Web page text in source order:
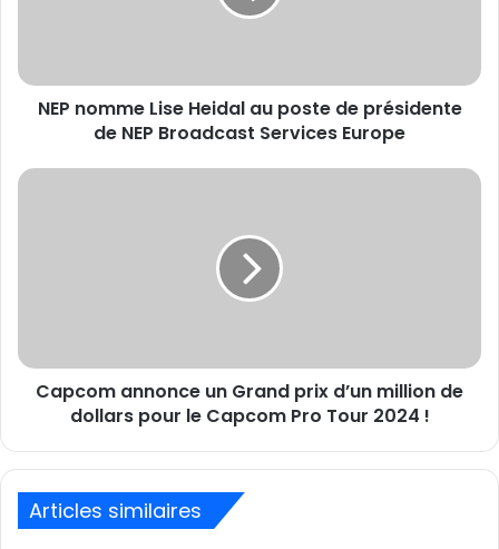
de
NEP
Europe
NEP nomme Lise Heidal au poste de présidente
de NEP Broadcast Services Europe
Capcom
dollars
pour
2024
!
Capcom annonce un Grand prix d’un million de
dollars pour le Capcom Pro Tour 2024 !
Articles similaires